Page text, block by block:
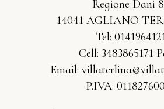
Regione Dani
14041 AGLIANO
Tel:
Cell: 3483865171
Email:
P.IVA: